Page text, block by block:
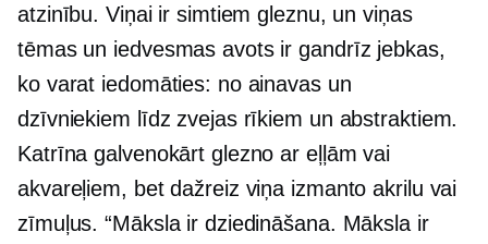
atzinību. Viņai ir simtiem gleznu, un viņas
tēmas un iedvesmas avots ir gandrīz jebkas,
ko varat iedomāties: no ainavas un
dzīvniekiem līdz zvejas rīkiem un abstraktiem.
Katrīna galvenokārt glezno ar eļļām vai
akvareļiem, bet dažreiz viņa izmanto akrilu vai
zīmuļus. “Māksla ir dziedināšana. Māksla ir